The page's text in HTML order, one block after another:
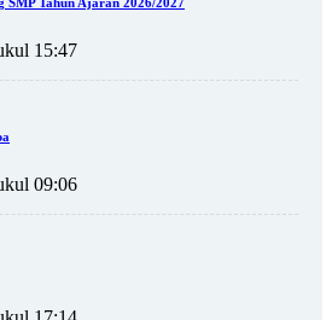
15:47
09:06